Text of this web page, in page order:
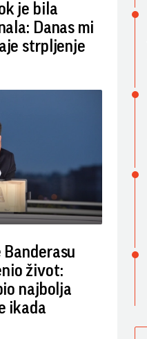
je bila
Danas mi
strpljenje
život:
najbolja
ikada